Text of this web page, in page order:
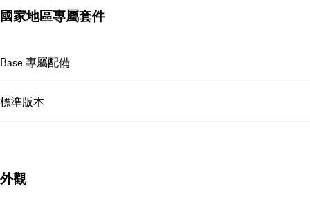
國家地區專屬套件
Base 專屬配備
標準版本
外觀